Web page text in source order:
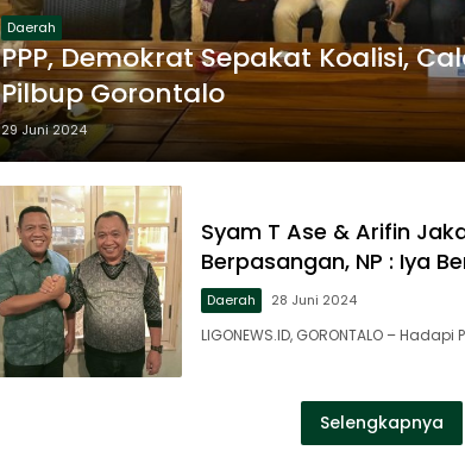
Daerah
PPP, Demokrat Sepakat Koalisi,
Pilbup Gorontalo
29 Juni 2024
Syam T Ase & Arifin
Berpasangan, NP : Iya
Daerah 28 Juni 2024
LIGONEWS.ID, GORONTALO –
Selengkapnya